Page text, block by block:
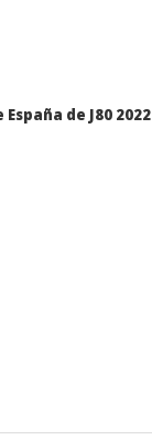
de J80 2022